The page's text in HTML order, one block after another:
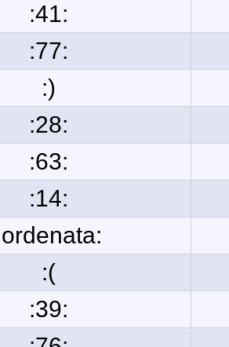
:41:
:77:
:)
:28:
:63:
:14:
:(
:39: